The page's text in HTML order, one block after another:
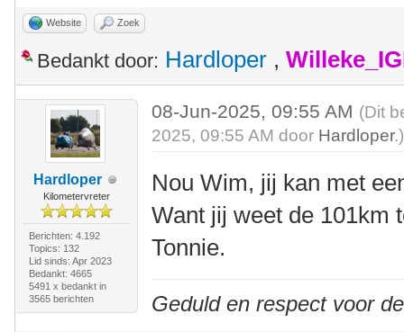
Website Zoek
Bedankt door: Hardloper ,
Hardloper
Kilometervreter
Berichten: 4.192
Topics: 132
Lid sinds: Apr 2023
Bedankt: 4665
5491 x bedankt in
3565 berichten
08-Jun-2025, 09:55 AM (Dit
2025, 09:55 AM door Hardloper.)
Nou Wim, jij kan met
Want jij weet de 101km
Tonnie.
Geduld en respect voor